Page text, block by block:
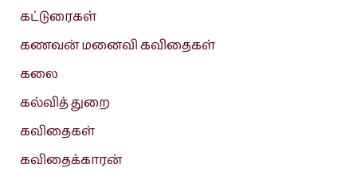
கட்டுரைகள்
கணவன் மனைவி கவிதைகள்
கலை
கல்வித் துறை
கவிதைகள்
கவிதைக்காரன்